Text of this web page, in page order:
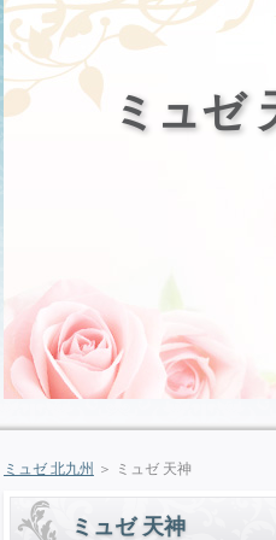
ミュゼ
ミュゼ 北九州 ＞ ミュゼ 天神
ミュゼ 天神